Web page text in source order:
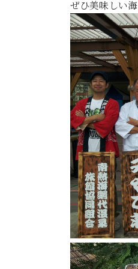
ぜひ美味しい